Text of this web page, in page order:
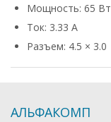
Мощность: 65 Вт
Ток: 3.33 А
Разъем: 4.5 × 3.0
АЛЬФАКОМП